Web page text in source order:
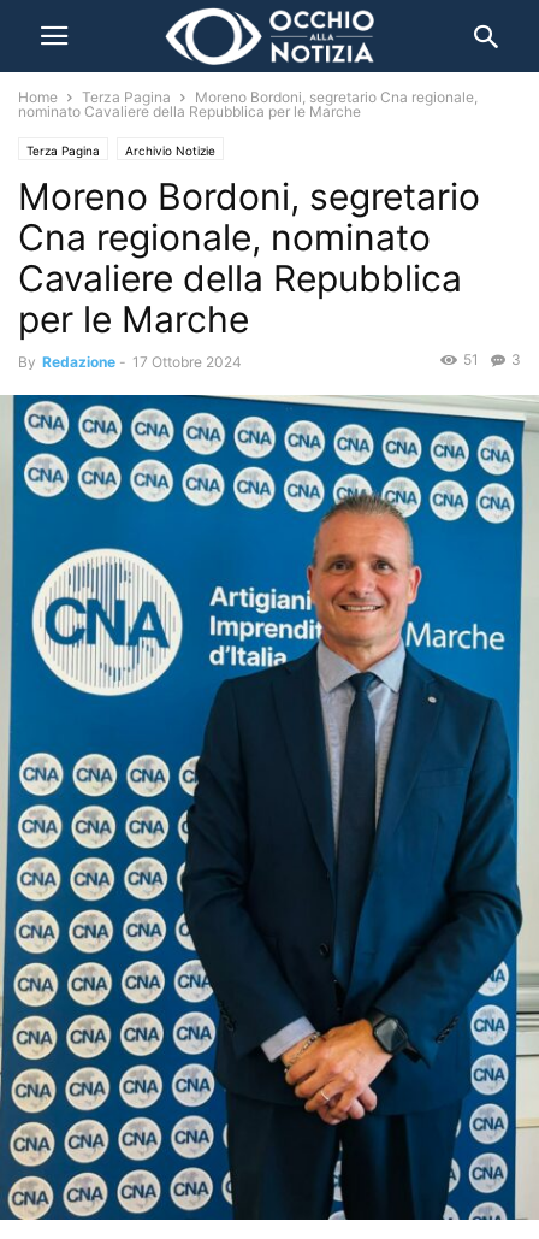
Home Terza Pagina
Moreno Bordoni, segretario Cna regionale,
nominato Cavaliere della Repubblica per le Marche
Terza Pagina Archivio Notizie
Moreno Bordoni, segretario
Cna regionale, nominato
Cavaliere della Repubblica
per le Marche
By Redazione - 17 Ottobre 2024 3
51